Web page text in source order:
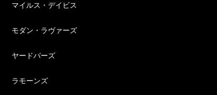
マイルス・デイビス
モダン・ラヴァーズ
ヤードバーズ
ラモーンズ